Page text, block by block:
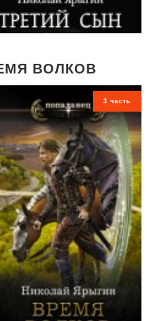
ВОЛКОВ
3 часть